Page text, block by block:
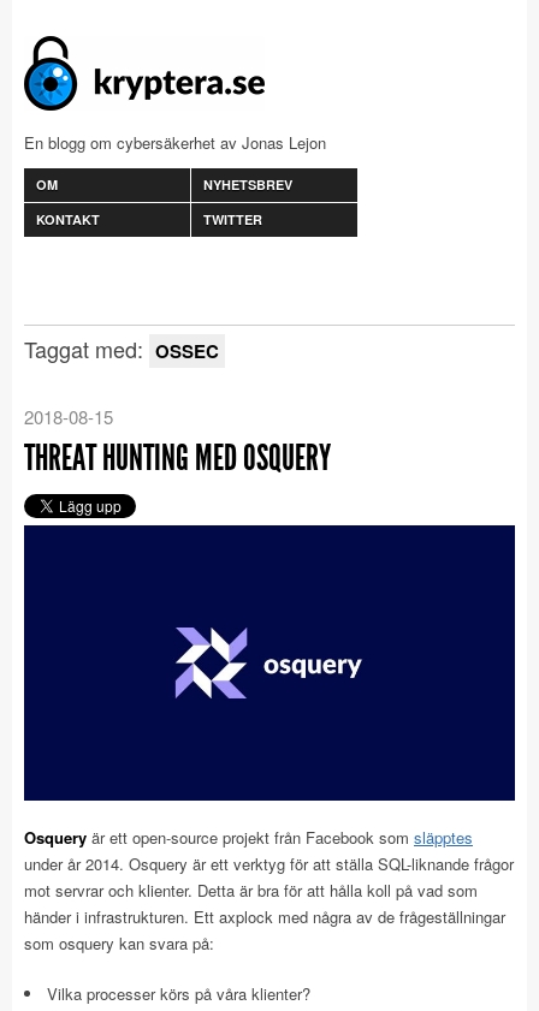
En blogg om cybersäkerhet av Jonas Lejon
OM
NYHETSBREV
KONTAKT
TWITTER
Taggat med: OSSEC
2018-08-15
THREAT HUNTING MED OSQUERY
Osquery är ett open-source projekt från Facebook som släpptes
under år 2014. Osquery är ett verktyg för att ställa SQL-liknande frågor
mot servrar och klienter. Detta är bra för att hålla koll på vad som
händer i infrastrukturen. Ett axplock med några av de frågeställningar
som osquery kan svara på:
Vilka processer körs på våra klienter?